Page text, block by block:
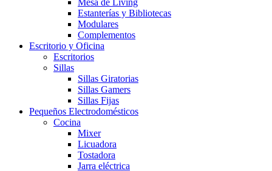
Mesa de Living
Estanterías y Bibliotecas
Modulares
Complementos
Escritorio y Oficina
Escritorios
Sillas
Sillas Giratorias
Sillas Gamers
Sillas Fijas
Pequeños Electrodomésticos
Cocina
Mixer
Licuadora
Tostadora
Jarra eléctrica